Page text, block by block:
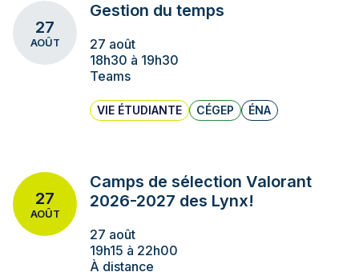
27
AOÛT
Gestion du temps
27 août
18h30 à 19h30
Teams
VIE ÉTUDIANTE CÉGEP ÉNA
27
AOÛT
Camps de sélection Valorant
2026-2027 des Lynx!
27 août
19h15 à 22h00
À distance